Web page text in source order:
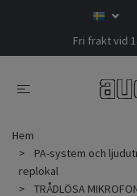
Fri frakt vid
Hem
PA-system och
replokal
TRÅDLÖSA